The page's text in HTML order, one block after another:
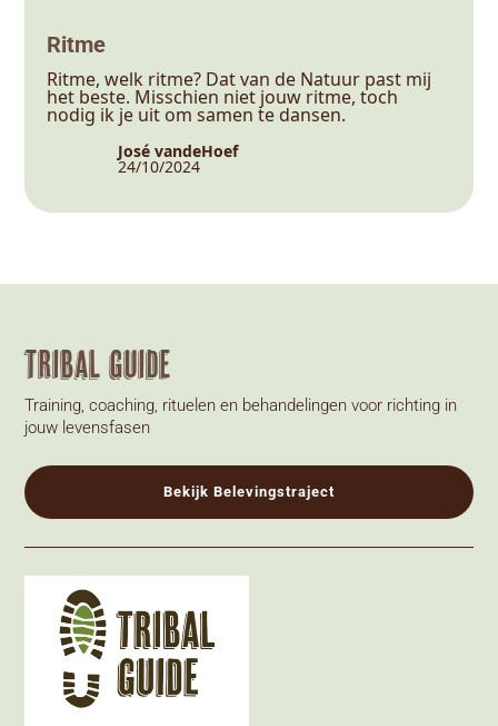
Ritme
Ritme, welk ritme? Dat van de Natuur past mij
het beste. Misschien niet jouw ritme, toch
nodig ik je uit om samen te dansen.
José vandeHoef
24/10/2024
Tribal Guide
Training, coaching, rituelen en behandelingen voor richting in
jouw levensfasen
Bekijk Belevingstraject